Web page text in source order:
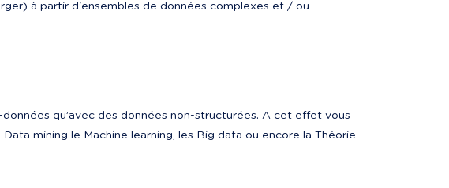
à partir d'ensembles de données complexes et / ou
qu’avec des données non-structurées. A cet effet vous
mining le Machine learning, les Big data ou encore la Théorie